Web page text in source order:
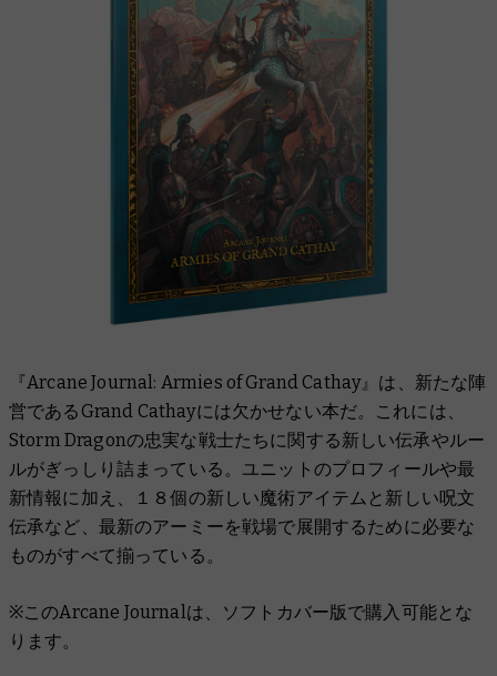
『Arcane Journal: Armies of Grand Cathay』は、新たな陣
営であるGrand Cathayには欠かせない本だ。 これには、
Storm Dragonの忠実な戦士たちに関する新しい伝承やルー
ルがぎっしり詰まっている。ユニットのプロフィールや最
新情報に加え、１８個の新しい魔術アイテムと新しい呪文
伝承など、最新のアーミーを戦場で展開するために必要な
ものがすべて揃っている。
※このArcane Journalは、ソフトカバー版で購入可能とな
ります。